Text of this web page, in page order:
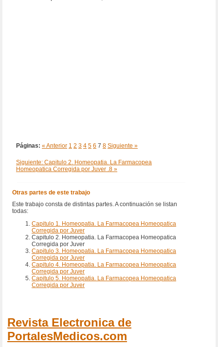
Páginas: « Anterior 1 2 3 4 5 6 7 8 Siguiente »
Siguiente: Capitulo 2. Homeopatia. La Farmacopea
Homeopatica Corregida por Juver .8 »
Otras partes de este trabajo
Este trabajo consta de distintas partes. A continuación se listan
todas:
Capitulo 1. Homeopatia. La Farmacopea Homeopatica
Corregida por Juver
Capitulo 2. Homeopatia. La Farmacopea Homeopatica
Corregida por Juver
Capitulo 3. Homeopatia. La Farmacopea Homeopatica
Corregida por Juver
Capitulo 4. Homeopatia. La Farmacopea Homeopatica
Corregida por Juver
Capitulo 5. Homeopatia. La Farmacopea Homeopatica
Corregida por Juver
Revista Electronica de
PortalesMedicos.com